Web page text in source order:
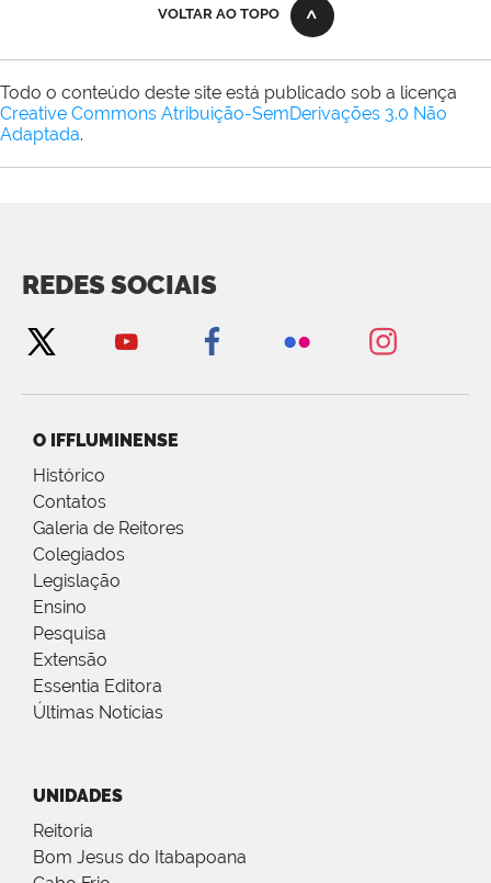
VOLTAR AO TOPO
Todo o conteúdo deste site está publicado sob a licença
Creative Commons Atribuição-SemDerivações 3.0 Não
Adaptada.
REDES SOCIAIS
O IFFLUMINENSE
Histórico
Contatos
Galeria de Reitores
Colegiados
Legislação
Ensino
Pesquisa
Extensão
Essentia Editora
Últimas Notícias
UNIDADES
Reitoria
Bom Jesus do Itabapoana